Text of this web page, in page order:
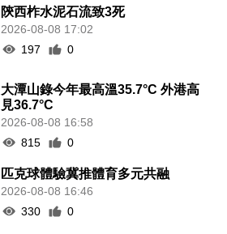
陝西柞水泥石流致3死
2026-08-08 17:02
197
0
大潭山錄今年最高溫35.7°C 外港高
見36.7°C
2026-08-08 16:58
815
0
匹克球體驗冀推體育多元共融
2026-08-08 16:46
330
0